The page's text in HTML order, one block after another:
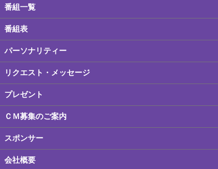
番組一覧
番組表
パーソナリティー
リクエスト・メッセージ
プレゼント
ＣＭ募集のご案内
スポンサー
会社概要